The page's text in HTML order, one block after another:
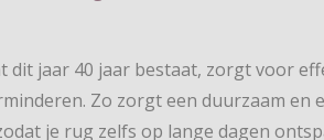
dit jaar 40 jaar bestaat, zorgt voor
Zo zorgt een duurzaam en
je rug zelfs op lange dagen